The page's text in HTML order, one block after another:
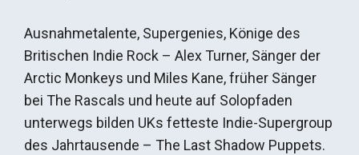
Ausnahmetalente, Supergenies, Könige des
Britischen Indie Rock – Alex Turner, Sänger der
Arctic Monkeys und Miles Kane, früher Sänger
bei The Rascals und heute auf Solopfaden
unterwegs bilden UKs fetteste Indie-Supergroup
des Jahrtausende – The Last Shadow Puppets.